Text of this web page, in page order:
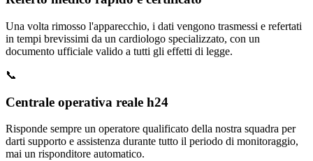
Una volta rimosso l'apparecchio, i dati vengono trasmessi e refertati
in tempi brevissimi da un cardiologo specializzato, con un
documento ufficiale valido a tutti gli effetti di legge.
📞
Centrale operativa reale h24
Risponde sempre un operatore qualificato della nostra squadra per
darti supporto e assistenza durante tutto il periodo di monitoraggio,
mai un risponditore automatico.